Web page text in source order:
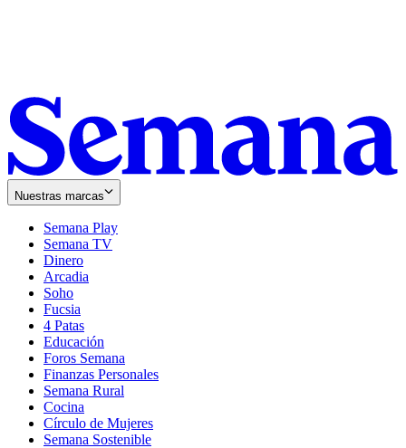
Nuestras marcas
Semana Play
Semana TV
Dinero
Arcadia
Soho
in
new
window
Fucsia
in
new
window
4 Patas
Educación
Foros Semana
Finanzas Personales
Semana Rural
Cocina
Círculo de Mujeres
Semana Sostenible